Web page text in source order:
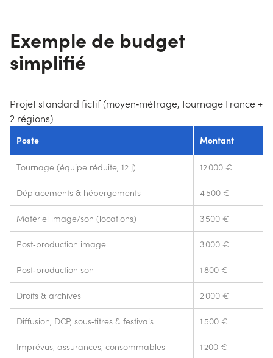
Exemple de budget
simplifié
Projet standard fictif (moyen‑métrage, tournage France +
2 régions)
Poste Montant
Tournage (équipe réduite, 12 j) 12 000 €
Déplacements & hébergements 4 500 €
Matériel image/son (locations) 3 500 €
Post‑production image 3 000 €
Post‑production son 1 800 €
Droits & archives 2 000 €
Diffusion, DCP, sous‑titres & festivals 1 500 €
Imprévus, assurances, consommables 1 200 €